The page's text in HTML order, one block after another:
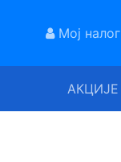
Мој налог
АКЦИЈЕ